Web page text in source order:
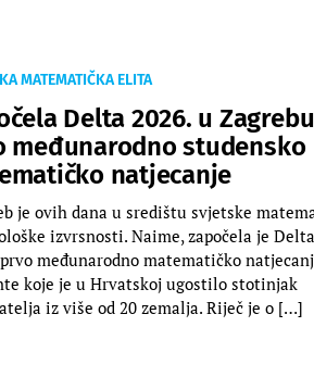
MATEMATIČKA ELITA
Delta 2026. u
međunarodno studensko
natjecanje
je ovih dana u središtu svjetske
izvrsnosti. Naime, započela je Delta
prvo međunarodno matematičko
koje je u Hrvatskoj ugostilo stotinjak
iz više od 20 zemalja. Riječ je o […]